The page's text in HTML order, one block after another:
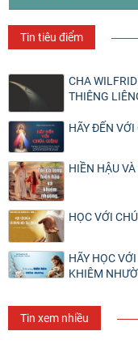
Tin tiêu điểm
CHA
THIÊNG
HÃY ĐẾN VỚI
HIỀN HẬU
HỌC VỚI
HÃY HỌC
KHIÊM
Tin xem nhiều